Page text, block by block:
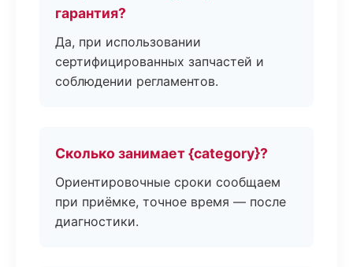
гарантия?
Да, при использовании
сертифицированных запчастей и
соблюдении регламентов.
Сколько занимает {category}?
Ориентировочные сроки сообщаем
при приёмке, точное время — после
диагностики.